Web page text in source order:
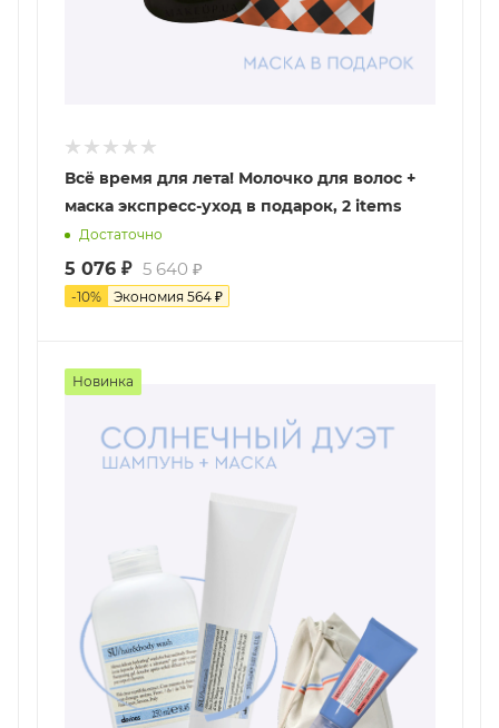
Всё время для лета! Молочко для волос +
маска экспресс-уход в подарок, 2 items
Достаточно
5 076 ₽ 5 640 ₽
-10% Экономия 564 ₽
Новинка